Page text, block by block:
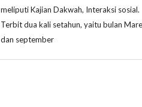
meliputi Kajian Dakwah, Interaksi sosial.
Terbit dua kali setahun, yaitu bulan
dan september